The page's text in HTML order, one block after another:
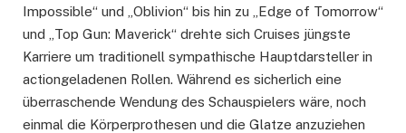
Impossible“ und „Oblivion“ bis hin zu „Edge of Tomorrow“
und „Top Gun: Maverick“ drehte sich Cruises jüngste
Karriere um traditionell sympathische Hauptdarsteller in
actiongeladenen Rollen. Während es sicherlich eine
überraschende Wendung des Schauspielers wäre, noch
einmal die Körperprothesen und die Glatze anzuziehen